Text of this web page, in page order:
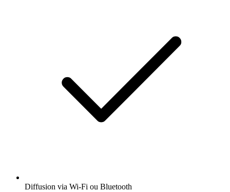
Diffusion via Wi-Fi ou Bluetooth